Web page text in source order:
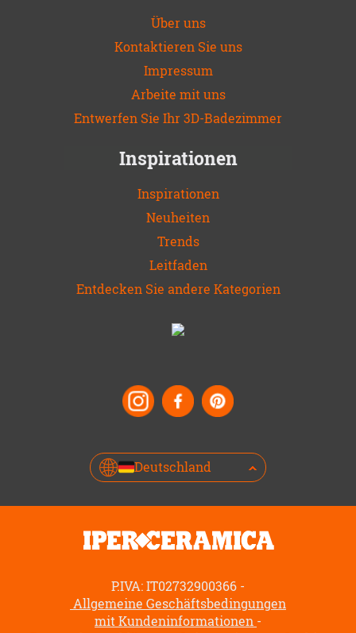
Über uns
Kontaktieren Sie uns
Impressum
Arbeite mit uns
Entwerfen Sie Ihr 3D-Badezimmer
Inspirationen
Inspirationen
Neuheiten
Trends
Leitfaden
Entdecken Sie andere Kategorien
Deutschland
P.IVA: IT02732900366
Allgemeine Geschäftsbedingungen
mit Kundeninformationen